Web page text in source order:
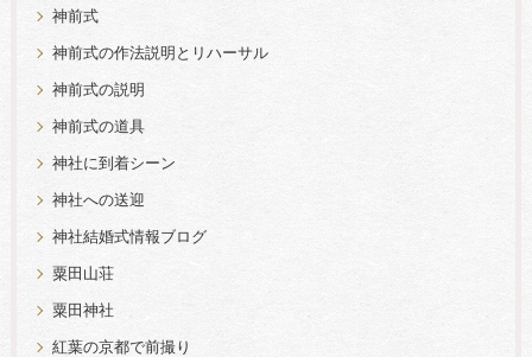
神前式
神前式の作法説明とリハーサル
神前式の説明
神前式の道具
神社に到着シーン
神社への送迎
神社結婚式情報ブログ
粟田山荘
粟田神社
紅葉の京都で前撮り